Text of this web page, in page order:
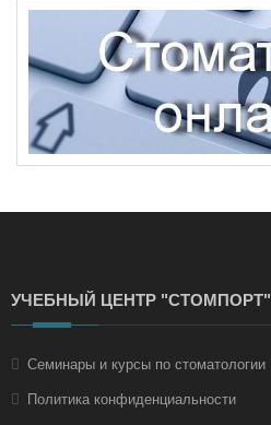
УЧЕБНЫЙ ЦЕНТР "СТОМПОРТ"
Семинары и курсы по стоматологии
Политика конфиденциальности